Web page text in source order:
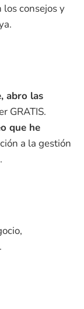
los consejos y
abro las
GRATIS.
que he
a la gestión